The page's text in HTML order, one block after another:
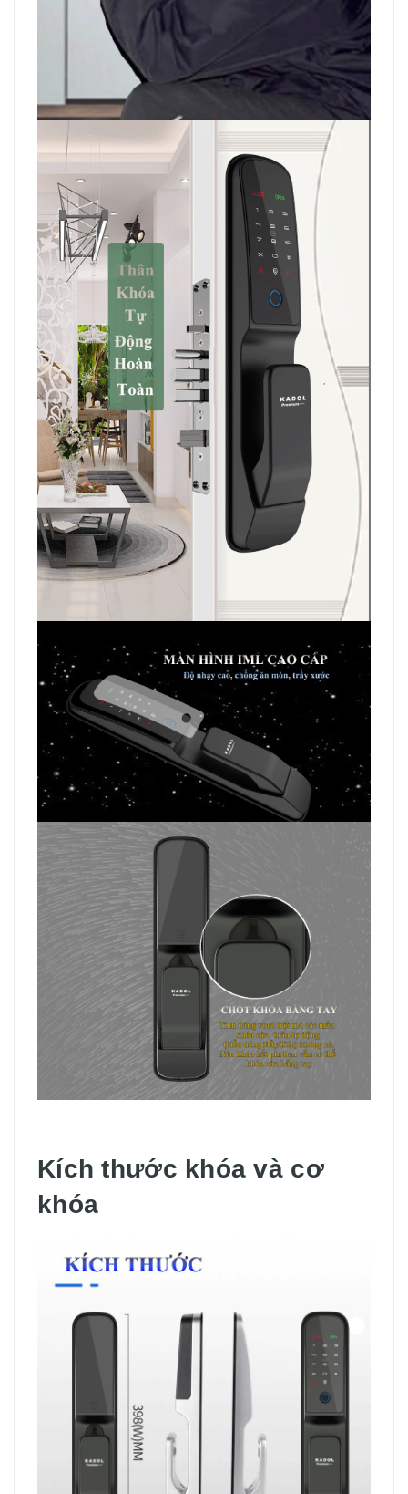
Kích thước khóa và cơ
khóa